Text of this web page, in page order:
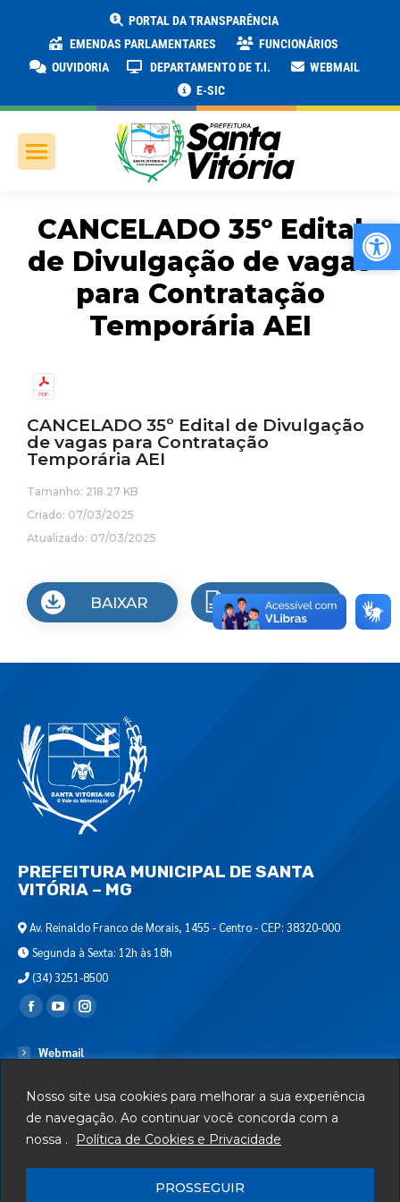
Nosso site usa cookies para melhorar a sua experiência
de navegação. Ao continuar você concorda com a
nossa .
Política de Cookies e Privacidade
PROSSEGUIR
PORTAL DA TRANSPARÊNCIA
EMENDAS PARLAMENTARES
FUNCIONÁRIOS
OUVIDORIA
DEPARTAMENTO DE T.I.
WEBMAIL
E-SIC
CANCELADO 35º Edital
de Divulgação de vagas
para Contratação
Temporária AEI
CANCELADO 35º Edital de Divulgação
de vagas para Contratação
Temporária AEI
Tamanho: 218.27 KB
Criado: 07/03/2025
Atualizado: 07/03/2025
BAIXAR VISUALIZAR
PREFEITURA MUNICIPAL DE SANTA
VITÓRIA – MG
Av. Reinaldo Franco de Morais, 1455 - Centro - CEP: 38320-000
Segunda à Sexta: 12h às 18h
(34) 3251-8500
Encontre-nos em:
Webmail
Serviços
Telefones Úteis